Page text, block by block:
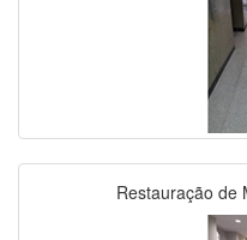
Restauração de